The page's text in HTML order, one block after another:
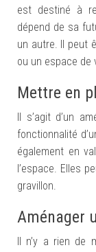
est destiné à
dépend de sa
un autre. Il peut
ou un espace de
Mettre en
Il s’agit d’un
fonctionnalité
également en
l’espace. Elles
gravillon.
Aménager
Il n’y a rien de